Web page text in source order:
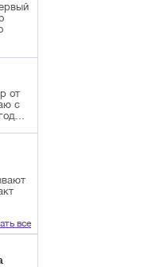
от
с
все